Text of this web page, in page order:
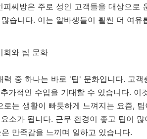
씨방은 주로 성인 고객들을 대상으로
습니다. 이는 알바생들이 훨씬 더 여
회와 팁 문화
중 하나는 바로 '팁' 문화입니다. 고
가적인 수입을 기대할 수 있습니다.
는 생활이 빠듯하게 느껴지는 요즘,
소가 됩니다. 근무 환경이 좋고 팁이
만족감을 느끼며 일하고 있습니다.